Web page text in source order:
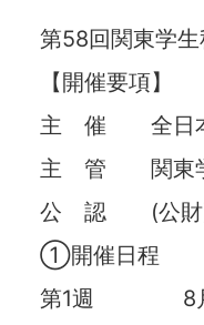
第58回関東学
【開催要項】
主 催 全日本
主 管 関東学
公 認 (公財)
①開催日程
第1週 8月